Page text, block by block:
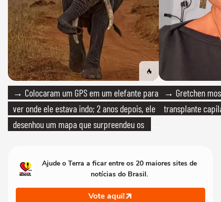
→ Colocaram um GPS em um elefante para
ver onde ele estava indo; 2 anos depois, ele
desenhou um mapa que surpreendeu os
→ Gretchen
transplante
Ajude o Terra a ficar entre os 20 maiores sites de
notícias do Brasil.
Vote aqui!